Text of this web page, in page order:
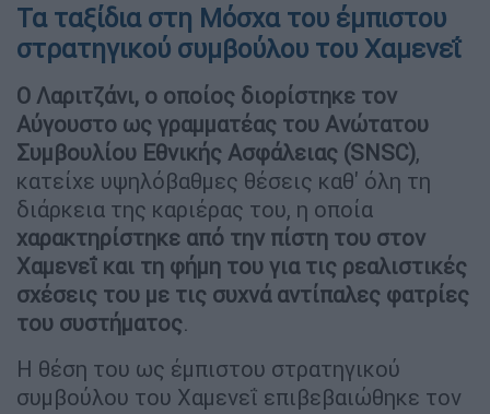
Τα ταξίδια στη Μόσχα του έμπιστου
στρατηγικού συμβούλου του Χαμενεΐ
Ο Λαριτζάνι, ο οποίος διορίστηκε τον
Αύγουστο ως γραμματέας του Ανώτατου
Συμβουλίου Εθνικής Ασφάλειας (SNSC),
κατείχε υψηλόβαθμες θέσεις καθ' όλη τη
διάρκεια της καριέρας του, η οποία
χαρακτηρίστηκε από την πίστη του στον
Χαμενεΐ και τη φήμη του για τις ρεαλιστικές
σχέσεις του με τις συχνά αντίπαλες φατρίες
του συστήματος.
Η θέση του ως έμπιστου στρατηγικού
συμβούλου του Χαμενεΐ επιβεβαιώθηκε τον